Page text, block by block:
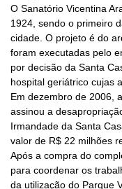
O Sanatório Vicentina
1924, sendo o primeiro
cidade. O projeto é do
foram executadas pelo
por decisão da Santa
hospital geriátrico cujas
Em dezembro de 2006,
assinou a
Irmandade da Santa
valor de R$ 22 milhões
Após a compra do
para coordenar os
da utilização do Parque